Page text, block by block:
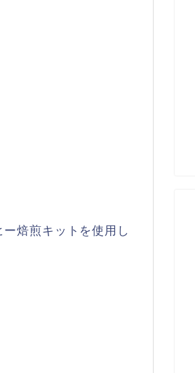
焙煎キットを使用し